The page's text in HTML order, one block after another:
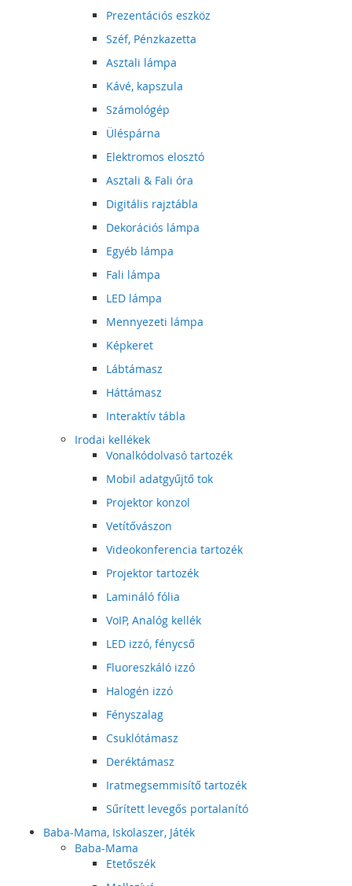
Prezentációs eszköz
Széf, Pénzkazetta
Asztali lámpa
Kávé, kapszula
Számológép
Üléspárna
Elektromos elosztó
Asztali & Fali óra
Digitális rajztábla
Dekorációs lámpa
Egyéb lámpa
Fali lámpa
LED lámpa
Mennyezeti lámpa
Képkeret
Lábtámasz
Háttámasz
Interaktív tábla
Irodai kellékek
Vonalkódolvasó tartozék
Mobil adatgyűjtő tok
Projektor konzol
Vetítővászon
Videokonferencia tartozék
Projektor tartozék
Lamináló fólia
VoIP, Analóg kellék
LED izzó, fénycső
Fluoreszkáló izzó
Halogén izzó
Fényszalag
Csuklótámasz
Deréktámasz
Iratmegsemmisítő tartozék
Sűrített levegős portalanító
Baba-Mama, Iskolaszer, Játék
Baba-Mama
Etetőszék